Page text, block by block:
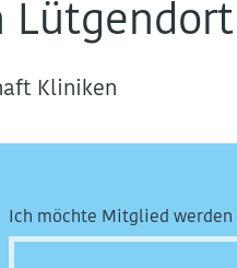
Kliniken
Ich möchte Mitglied werden